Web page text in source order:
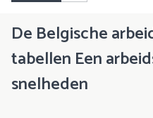
De Belgische
tabellen Een
snelheden